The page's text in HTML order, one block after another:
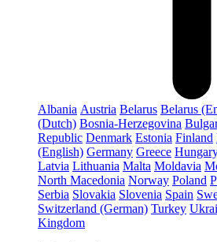
Albania Austria Belarus Belarus
(Dutch) Bosnia-Herzegovina
Republic Denmark Estonia Finland
(English) Germany Greece
Latvia Lithuania Malta Moldavia
North Macedonia Norway Poland
Serbia Slovakia Slovenia Spain
Switzerland (German) Turkey
Kingdom